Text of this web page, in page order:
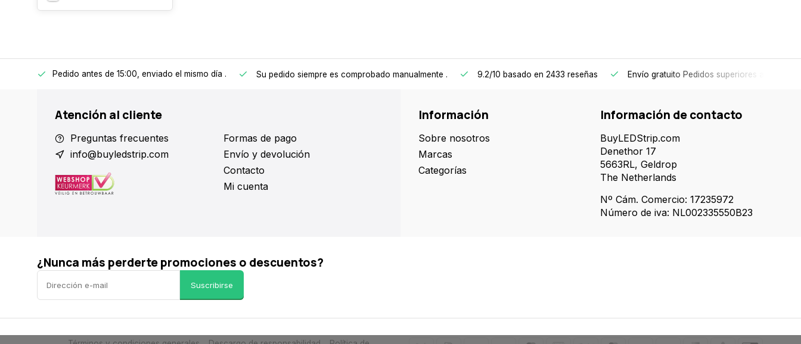
Pedido antes de 15:00, enviado el mismo día . Su pedido siempre es comprobado manualmente . 9.2/10 basado en 2433 reseñas Envío gratuito Pedidos superiores a 150€
Atención al cliente
Preguntas frecuentes
info@buyledstrip.com
Formas de pago
Envío y devolución
Contacto
Mi cuenta
Información
Sobre nosotros
Marcas
Categorías
Información de contacto
BuyLEDStrip.com
Denethor 17
5663RL, Geldrop
The Netherlands
Nº Cám. Comercio: 17235972
Número de iva: NL002335550B23
¿Nunca más perderte promociones o descuentos?
Suscribirse